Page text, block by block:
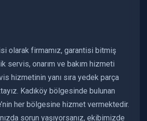
olarak firmamız, garantisi bitmiş
servis, onarım ve bakım hizmeti
hizmetinin yanı sıra yedek parça
Kadıköy bölgesinde bulunan
her bölgesine hizmet vermektedir.
sorun yaşıyorsanız, ekibimizde